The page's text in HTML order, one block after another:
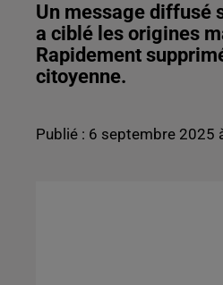
Un message diffusé
a ciblé les origines
Rapidement
citoyenne.
Publié : 6 septembre 2025